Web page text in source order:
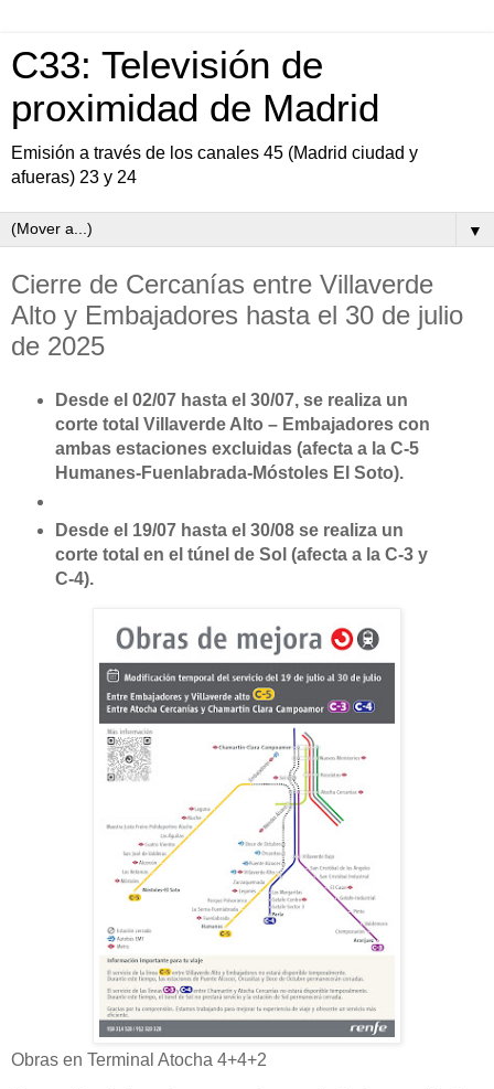
C33: Televisión de
proximidad de Madrid
Emisión a través de los canales 45 (Madrid ciudad y
afueras) 23 y 24
▼
Cierre de Cercanías entre Villaverde
Alto y Embajadores hasta el 30 de julio
de 2025
Desde el 02/07 hasta el 30/07, se realiza un
corte total Villaverde Alto – Embajadores con
ambas estaciones excluidas (afecta a la C-5
Humanes-Fuenlabrada-Móstoles El Soto).
Desde el 19/07 hasta el 30/08 se realiza un
corte total en el túnel de Sol (afecta a la C-3 y
C-4).
Obras en Terminal Atocha 4+4+2